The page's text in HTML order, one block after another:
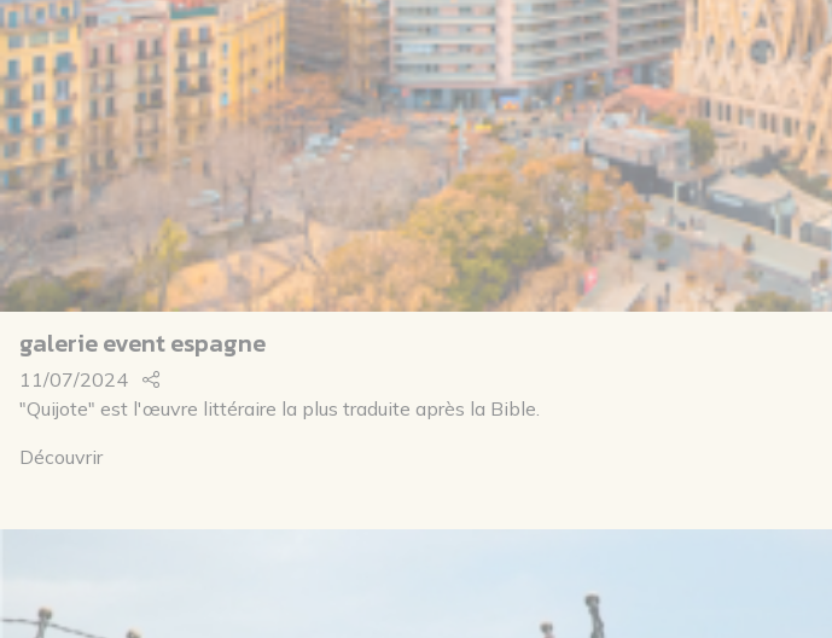
galerie event espagne
11/07/2024
"Quijote" est l'œuvre littéraire la plus traduite après la Bible.
Découvrir